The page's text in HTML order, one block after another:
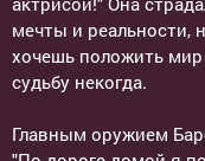
мечты и реальности,
хочешь положить
судьбу некогда.
Главным оружием